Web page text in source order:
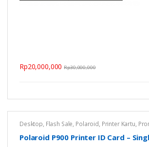
Rp20,000,000 Rp30,000,000
Desktop, Flash Sale, Polaroid, Printer Kartu,
Polaroid P900 Printer ID Card –